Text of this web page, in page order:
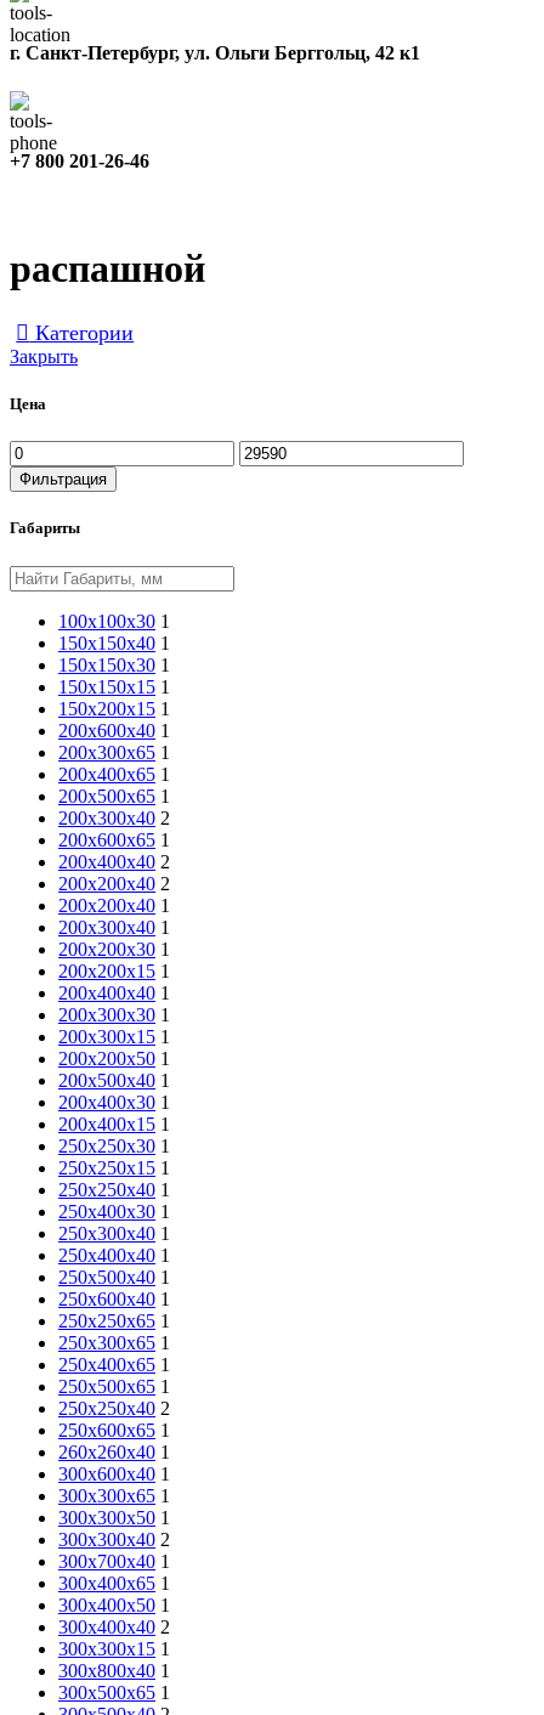
г. Санкт-Петербург, ул. Ольги Берггольц, 42 к1
+7 800 201-26-46
распашной
Категории
Закрыть
Цена
Фильтрация
Габариты
100х100х30 1
150х150х40 1
150х150х30 1
150х150х15 1
150х200х15 1
200x600x40 1
200х300х65 1
200х400х65 1
200х500х65 1
200х300х40 2
200х600х65 1
200х400х40 2
200x200x40 2
200х200х40 1
200x300x40 1
200х200х30 1
200х200х15 1
200x400x40 1
200х300х30 1
200х300х15 1
200x200x50 1
200x500x40 1
200х400х30 1
200х400х15 1
250х250х30 1
250х250х15 1
250x250x40 1
250х400х30 1
250x300x40 1
250x400x40 1
250x500x40 1
250x600x40 1
250х250х65 1
250х300х65 1
250х400х65 1
250х500х65 1
250х250х40 2
250х600х65 1
260х260х40 1
300x600x40 1
300х300х65 1
300x300x50 1
300х300х40 2
300x700x40 1
300х400х65 1
300x400x50 1
300х400х40 2
300х300х15 1
300x800x40 1
300х500х65 1